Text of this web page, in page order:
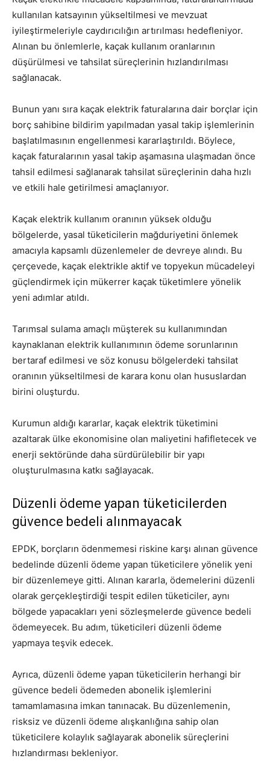
kullanılan katsayının yükseltilmesi ve mevzuat
iyileştirmeleriyle caydırıcılığın artırılması hedefleniyor.
Alınan bu önlemlerle, kaçak kullanım oranlarının
düşürülmesi ve tahsilat süreçlerinin hızlandırılması
sağlanacak.
Bunun yanı sıra kaçak elektrik faturalarına dair borçlar için
borç sahibine bildirim yapılmadan yasal takip işlemlerinin
başlatılmasının engellenmesi kararlaştırıldı. Böylece,
kaçak faturalarının yasal takip aşamasına ulaşmadan önce
tahsil edilmesi sağlanarak tahsilat süreçlerinin daha hızlı
ve etkili hale getirilmesi amaçlanıyor.
Kaçak elektrik kullanım oranının yüksek olduğu
bölgelerde, yasal tüketicilerin mağduriyetini önlemek
amacıyla kapsamlı düzenlemeler de devreye alındı. Bu
çerçevede, kaçak elektrikle aktif ve topyekun mücadeleyi
güçlendirmek için mükerrer kaçak tüketimlere yönelik
yeni adımlar atıldı.
Tarımsal sulama amaçlı müşterek su kullanımından
kaynaklanan elektrik kullanımının ödeme sorunlarının
bertaraf edilmesi ve söz konusu bölgelerdeki tahsilat
oranının yükseltilmesi de karara konu olan hususlardan
birini oluşturdu.
Kurumun aldığı kararlar, kaçak elektrik tüketimini
azaltarak ülke ekonomisine olan maliyetini hafifletecek ve
enerji sektöründe daha sürdürülebilir bir yapı
oluşturulmasına katkı sağlayacak.
Düzenli ödeme yapan tüketicilerden
güvence bedeli alınmayacak
EPDK, borçların ödenmemesi riskine karşı alınan güvence
bedelinde düzenli ödeme yapan tüketicilere yönelik yeni
bir düzenlemeye gitti. Alınan kararla, ödemelerini düzenli
olarak gerçekleştirdiği tespit edilen tüketiciler, aynı
bölgede yapacakları yeni sözleşmelerde güvence bedeli
ödemeyecek. Bu adım, tüketicileri düzenli ödeme
yapmaya teşvik edecek.
Ayrıca, düzenli ödeme yapan tüketicilerin herhangi bir
güvence bedeli ödemeden abonelik işlemlerini
tamamlamasına imkan tanınacak. Bu düzenlemenin,
risksiz ve düzenli ödeme alışkanlığına sahip olan
tüketicilere kolaylık sağlayarak abonelik süreçlerini
hızlandırması bekleniyor.